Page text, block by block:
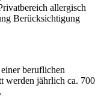
allergisch
Berücksichtigung
beruflichen
werden jährlich ca. 700